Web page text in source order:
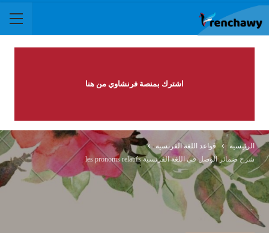
اشترك بمنصة فرنشاوي من هنا
الرئيسية
قواعد اللغة الفرنسية
شرح ضمائر الوصل في اللغة الفرنسية les pronoms relatifs